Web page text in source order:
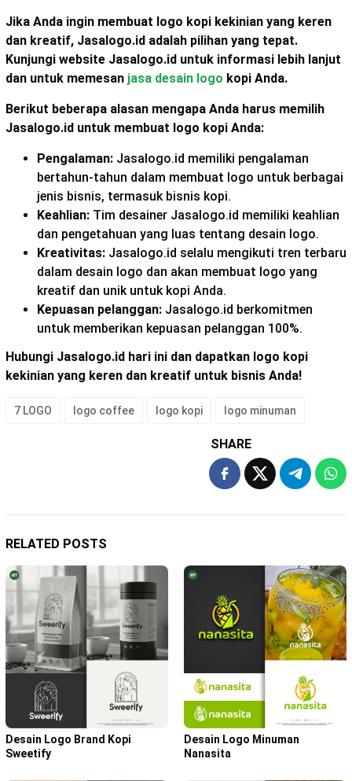
Jika Anda ingin membuat logo kopi kekinian yang keren
dan kreatif, Jasalogo.id adalah pilihan yang tepat.
Kunjungi website Jasalogo.id untuk informasi lebih lanjut
dan untuk memesan jasa desain logo kopi Anda.
Berikut beberapa alasan mengapa Anda harus memilih
Jasalogo.id untuk membuat logo kopi Anda:
Pengalaman: Jasalogo.id memiliki pengalaman
bertahun-tahun dalam membuat logo untuk berbagai
jenis bisnis, termasuk bisnis kopi.
Keahlian: Tim desainer Jasalogo.id memiliki keahlian
dan pengetahuan yang luas tentang desain logo.
Kreativitas: Jasalogo.id selalu mengikuti tren terbaru
dalam desain logo dan akan membuat logo yang
kreatif dan unik untuk kopi Anda.
Kepuasan pelanggan: Jasalogo.id berkomitmen
untuk memberikan kepuasan pelanggan 100%.
Hubungi Jasalogo.id hari ini dan dapatkan logo kopi
kekinian yang keren dan kreatif untuk bisnis Anda!
7 LOGO logo coffee logo kopi logo minuman
SHARE
RELATED POSTS
Desain Logo Brand Kopi
Sweetify
Desain Logo Minuman
Nanasita